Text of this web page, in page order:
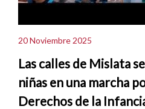
20 Noviembre 2025
Las calles de Mislata
niñas en una marcha
Derechos de la